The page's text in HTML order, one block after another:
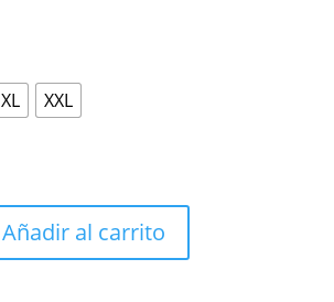
XL XXL
Añadir al carrito